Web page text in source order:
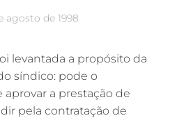
agosto de 1998
levantada a propósito da
síndico: pode o
a prestação de
pela contratação de